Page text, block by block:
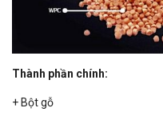
Thành phần chính:
+ Bột gỗ